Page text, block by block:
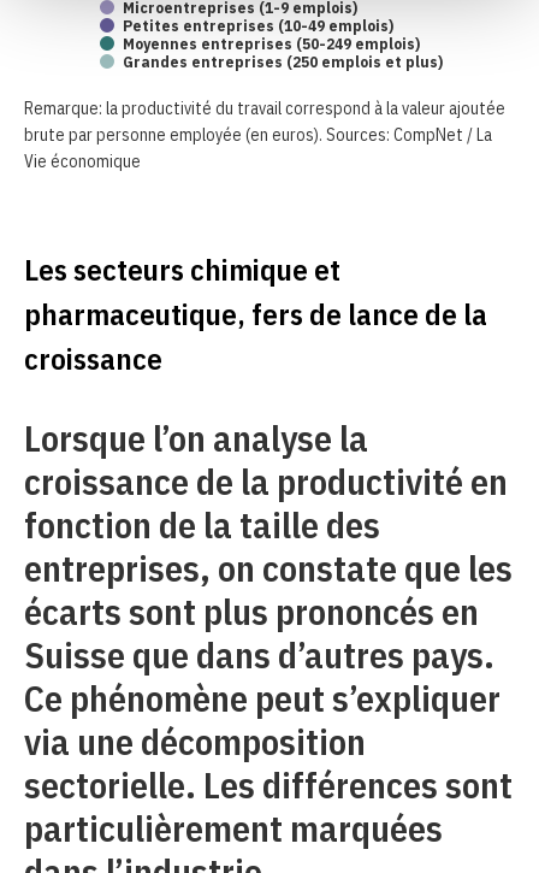
Microentreprises (1-9 emplois)
Petites entreprises (10-49 emplois)
Moyennes entreprises (50-249 emplois)
Grandes entreprises (250 emplois et plus)
Remarque: la productivité du travail correspond à la valeur ajoutée
brute par personne employée (en euros). Sources: CompNet / La
Vie économique
Les secteurs chimique et
pharmaceutique, fers de lance de la
croissance
Lorsque l’on analyse la
croissance de la productivité en
fonction de la taille des
entreprises, on constate que les
écarts sont plus prononcés en
Suisse que dans d’autres pays.
Ce phénomène peut s’expliquer
via une décomposition
sectorielle. Les différences sont
particulièrement marquées